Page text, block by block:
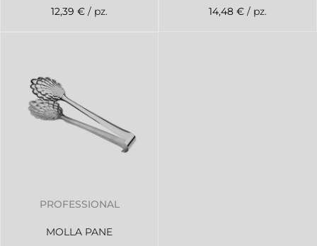
12,39 € / pz. 14,48 € / pz.
PROFESSIONAL
MOLLA PANE